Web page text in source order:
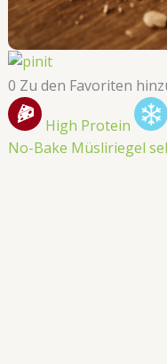
0 Zu den Favoriten
High Protein
No-Bake Müsliriegel